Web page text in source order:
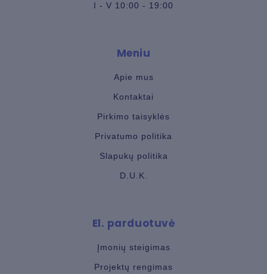
I - V 10:00 - 19:00
Meniu
Apie mus
Kontaktai
Pirkimo taisyklės
Privatumo politika
Slapukų politika
D.U.K.
El. parduotuvė
Įmonių steigimas
Projektų rengimas